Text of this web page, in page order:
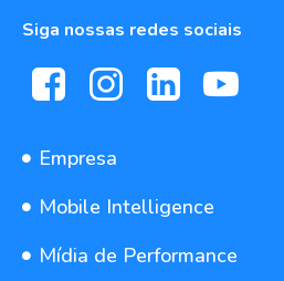
Siga nossas redes sociais
Empresa
Mobile Intelligence
Mídia de Performance